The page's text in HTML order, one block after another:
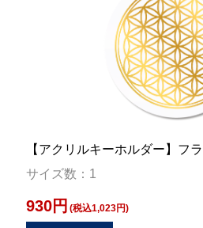
【アクリルキーホルダー】フ
サイズ数：1
930円 (税込1,023円)